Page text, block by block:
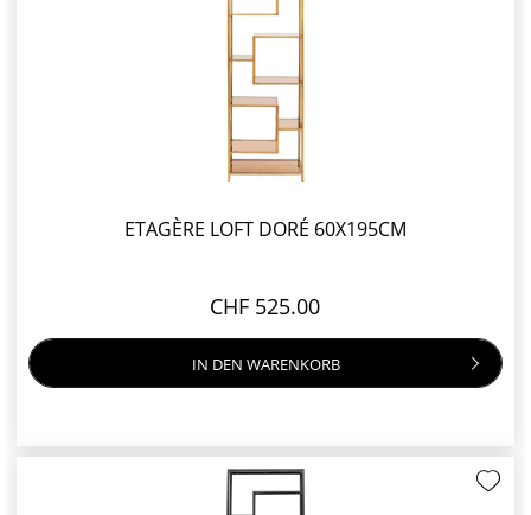
ETAGÈRE LOFT DORÉ 60X195CM
CHF 525.00
IN DEN WARENKORB